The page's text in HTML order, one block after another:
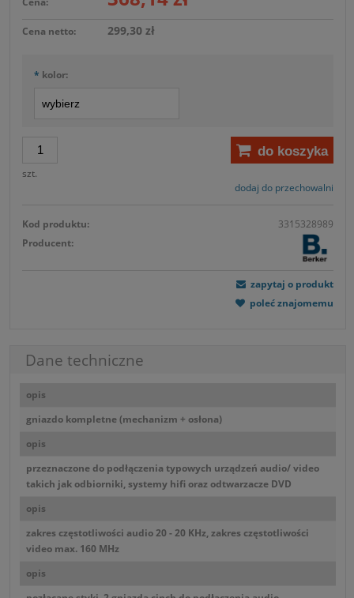
Cena netto: 299,30 zł
* kolor:
szt.
do koszyka
dodaj do przechowalni
Kod produktu:
3315328989
Producent:
zapytaj o produkt
poleć znajomemu
Dane techniczne
opis
gniazdo kompletne (mechanizm + osłona)
opis
przeznaczone do podłączenia typowych urządzeń audio/ video
takich jak odbiorniki, systemy hifi oraz odtwarzacze DVD
opis
zakres częstotliwości audio 20 - 20 KHz, zakres częstotliwości
video max. 160 MHz
opis